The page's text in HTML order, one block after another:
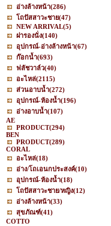
อ่างล้างหน้า(286)
โถปัสสาวะชาย(47)
NEW ARRIVAL(5)
ฝารองนั่ง(140)
อุปกรณ์-อ่างล้างหน้า(67)
ก๊อกน้ำ(693)
ฟลัชวาล์ว(40)
อะไหล่(2115)
ส่วนอาบน้ำ(272)
อุปกรณ์-ห้องน้ำ(196)
อ่างอาบน้ำ(107)
AE
PRODUCT(294)
BEN
PRODUCT(289)
CORAL
อะไหล่(18)
อ่าง/โถเอนกประสงค์(10)
อุปกรณ์-ห้องน้ำ(18)
โถปัสสาวะชาย/หญิง(12)
อ่างล้างหน้า(33)
สุขภัณฑ์(41)
COTTO